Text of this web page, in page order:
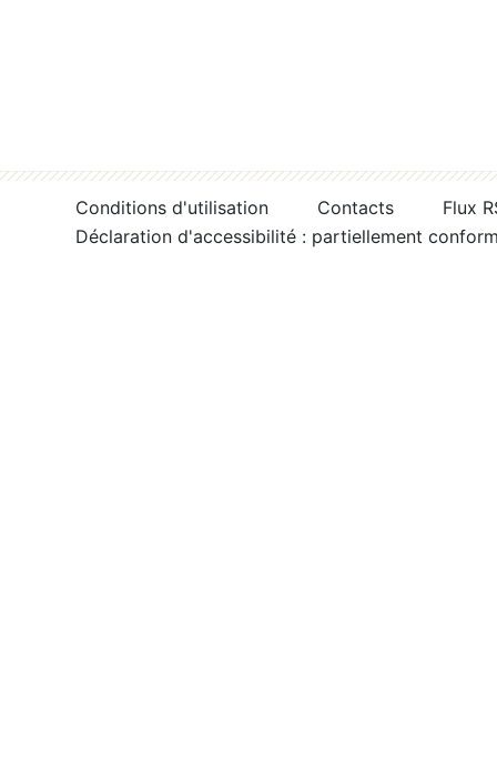
Conditions d'utilisation Contacts
Flux
Déclaration d'accessibilité : partiellement